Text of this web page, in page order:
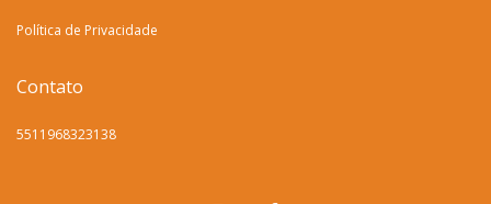
Política de Privacidade
Contato
5511968323138